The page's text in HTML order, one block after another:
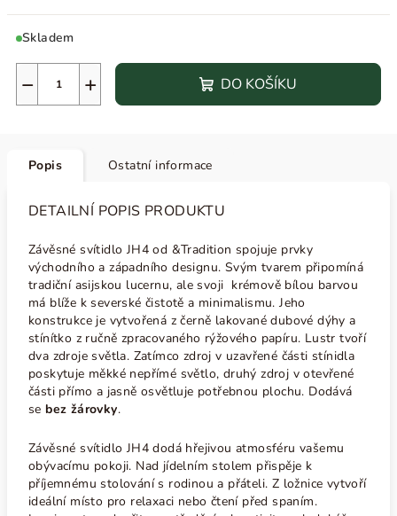
Skladem
+
− DO KOŠÍKU
Popis Ostatní informace
DETAILNÍ POPIS PRODUKTU
Závěsné svítidlo JH4 od &Tradition spojuje prvky
východního a západního designu. Svým tvarem připomíná
tradiční asijskou lucernu, ale svoji krémově bílou barvou
má blíže k severské čistotě a minimalismu. Jeho
konstrukce je vytvořená z černě lakované dubové dýhy a
stínítko z ručně zpracovaného rýžového papíru. Lustr tvoří
dva zdroje světla. Zatímco zdroj v uzavřené části stínidla
poskytuje měkké nepřímé světlo, druhý zdroj v otevřené
části přímo a jasně osvětluje potřebnou plochu. Dodává
se bez žárovky.
Závěsné svítidlo JH4 dodá hřejivou atmosféru vašemu
obývacímu pokoji. Nad jídelním stolem přispěje k
příjemnému stolování s rodinou a přáteli. Z ložnice vytvoří
ideální místo pro relaxaci nebo čtení před spaním.